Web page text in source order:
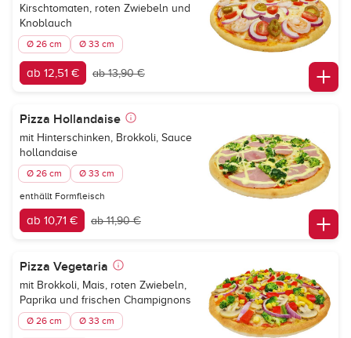
Kirschtomaten, roten Zwiebeln und
Knoblauch
Ø 26 cm Ø 33 cm
ab 12,51 € ab 13,90 €
Pizza Hollandaise
mit Hinterschinken, Brokkoli, Sauce
hollandaise
Ø 26 cm Ø 33 cm
enthällt Formfleisch
ab 10,71 € ab 11,90 €
Pizza Vegetaria
mit Brokkoli, Mais, roten Zwiebeln,
Paprika und frischen Champignons
Ø 26 cm Ø 33 cm